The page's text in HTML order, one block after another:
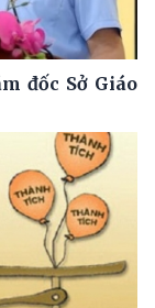
đốc Sở Giáo